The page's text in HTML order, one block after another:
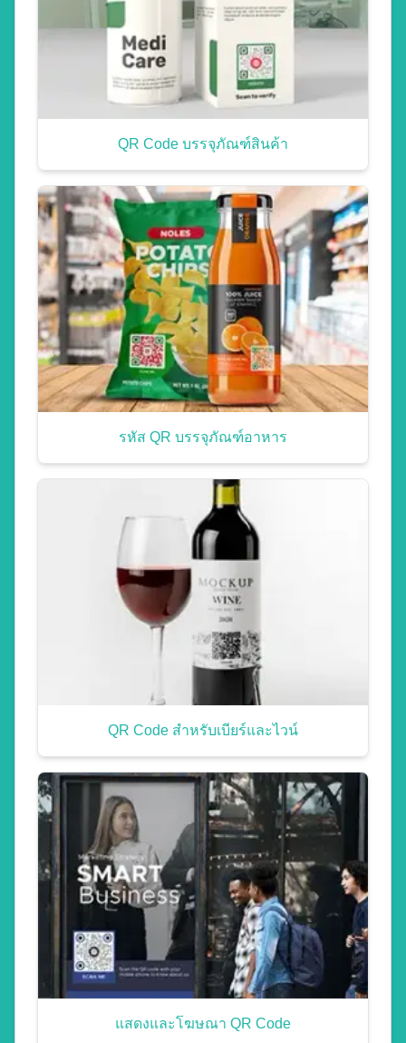
QR Code บรรจุภัณฑ์สินค้า
รหัส QR บรรจุภัณฑ์อาหาร
QR Code สำหรับเบียร์และไวน์
แสดงและโฆษณา QR Code